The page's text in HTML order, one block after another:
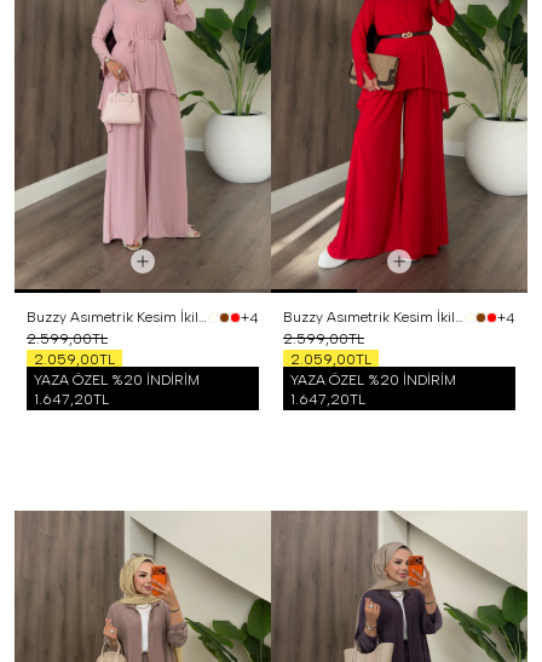
Buzzy Asımetrik Kesim İkili Takım Pembe
+4
2.599,00TL
2.059,00TL
YAZA ÖZEL %20 İNDİRİM
1.647,20TL
Buzzy Asımetrik Kesim İkili Takım Kırmızı
+4
2.599,00TL
2.059,00TL
YAZA ÖZEL %20 İNDİRİM
1.647,20TL